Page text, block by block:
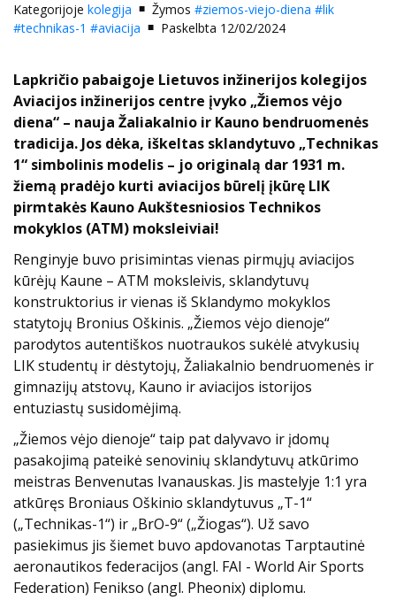
Kategorijoje kolegija Žymos #ziemos-viejo-diena #lik
#technikas-1 #aviacija Paskelbta 12/02/2024
Lapkričio pabaigoje Lietuvos inžinerijos kolegijos
Aviacijos inžinerijos centre įvyko „Žiemos vėjo
diena“ – nauja Žaliakalnio ir Kauno bendruomenės
tradicija. Jos dėka, iškeltas sklandytuvo „Technikas
1“ simbolinis modelis – jo originalą dar 1931 m.
žiemą pradėjo kurti aviacijos būrelį įkūrę LIK
pirmtakės Kauno Aukštesniosios Technikos
mokyklos (ATM) moksleiviai!
Renginyje buvo prisimintas vienas pirmųjų aviacijos
kūrėjų Kaune – ATM moksleivis, sklandytuvų
konstruktorius ir vienas iš Sklandymo mokyklos
statytojų Bronius Oškinis. „Žiemos vėjo dienoje“
parodytos autentiškos nuotraukos sukėlė atvykusių
LIK studentų ir dėstytojų, Žaliakalnio bendruomenės ir
gimnazijų atstovų, Kauno ir aviacijos istorijos
entuziastų susidomėjimą.
„Žiemos vėjo dienoje“ taip pat dalyvavo ir įdomų
pasakojimą pateikė senovinių sklandytuvų atkūrimo
meistras Benvenutas Ivanauskas. Jis mastelyje 1:1 yra
atkūręs Broniaus Oškinio sklandytuvus „T-1“
(„Technikas-1“) ir „BrO-9“ („Žiogas“). Už savo
pasiekimus jis šiemet buvo apdovanotas Tarptautinė
aeronautikos federacijos (angl. FAI - World Air Sports
Federation) Fenikso (angl. Pheonix) diplomu.